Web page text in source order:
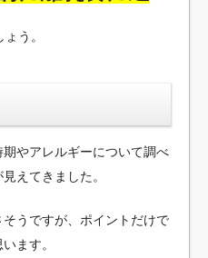
う。
やアレルギーについて調べ
えてきました。
うですが、ポイントだけで
ます。